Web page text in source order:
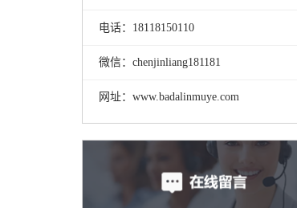
电话：18118150110
微信：chenjinliang181181
网址：www.badalinmuye.com